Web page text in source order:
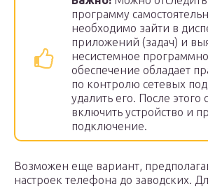
программу
необходимо зайти в
приложений (задач) и
несистемное
обеспечение обладает
по контролю сетевых
удалить его. После этого
включить устройство и
подключение.
Возможен еще вариант,
настроек телефона до заводских.